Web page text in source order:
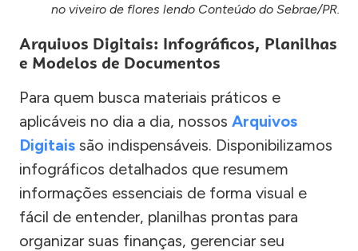
no viveiro de flores lendo Conteúdo do Sebrae/PR.
Arquivos Digitais: Infográficos, Planilhas
e Modelos de Documentos
Para quem busca materiais práticos e
aplicáveis no dia a dia, nossos Arquivos
Digitais são indispensáveis. Disponibilizamos
infográficos detalhados que resumem
informações essenciais de forma visual e
fácil de entender, planilhas prontas para
organizar suas finanças, gerenciar seu